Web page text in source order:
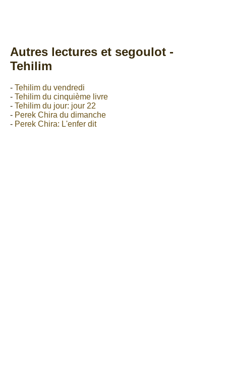
Autres lectures et segoulot -
Tehilim
- Tehilim du vendredi
- Tehilim du cinquième livre
- Tehilim du jour: jour 22
- Perek Chira du dimanche
- Perek Chira: L'enfer dit